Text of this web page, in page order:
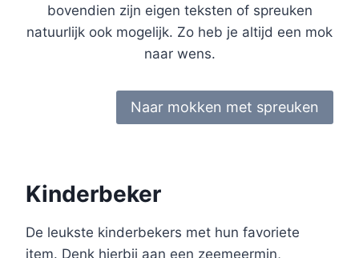
bovendien zijn eigen teksten of spreuken
natuurlijk ook mogelijk. Zo heb je altijd een mok
naar wens.
Naar mokken met spreuken
Kinderbeker
De leukste kinderbekers met hun favoriete
item. Denk hierbij aan een zeemeermin,